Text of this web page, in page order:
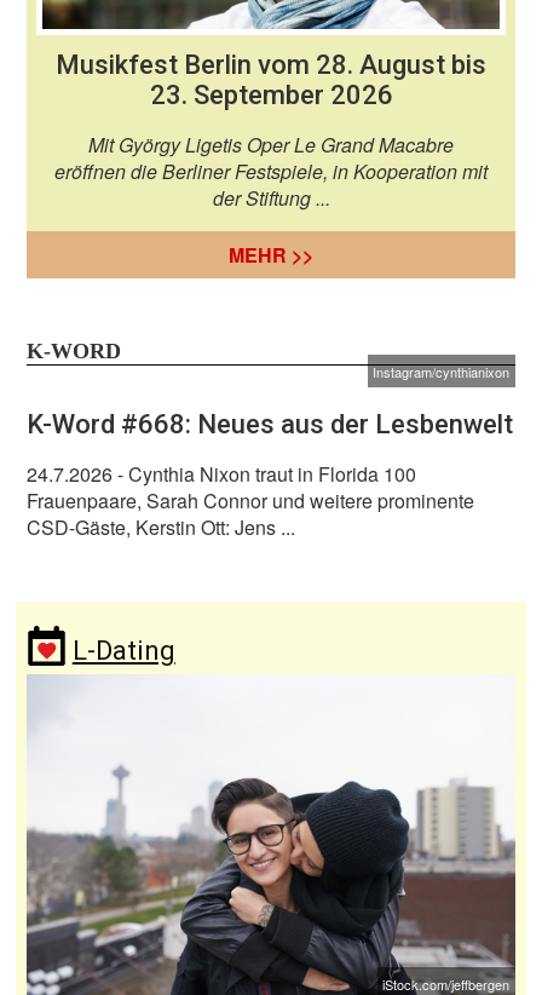
Musikfest Berlin vom 28. August bis
23. September 2026
Mit György Ligetis Oper Le Grand Macabre
eröffnen die Berliner Festspiele, in Kooperation mit
der Stiftung ...
MEHR >>
K-WORD
Instagram/cynthianixon
K-Word #668: Neues aus der Lesbenwelt
24.7.2026- Cynthia Nixon traut in Florida 100
Frauenpaare, Sarah Connor und weitere prominente
CSD-Gäste, Kerstin Ott: Jens ...
L-Dating
iStock.com/jeffbergen